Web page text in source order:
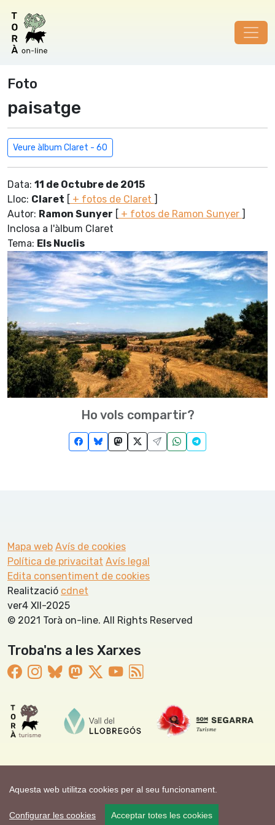
Aquesta web utilitza cookies per al seu funcionament.
Configurar les cookies Acceptar totes les cookies
Foto
paisatge
Veure àlbum Claret - 60
Data: 11 de Octubre de 2015
Lloc: Claret [ + fotos de Claret ]
Autor: Ramon Sunyer [ + fotos de Ramon Sunyer ]
Inclosa a l'àlbum Claret
Tema: Els Nuclis
Ho vols compartir?
Mapa web Avís de cookies
Política de privacitat Avís legal
Edita consentiment de cookies
Realització cdnet
ver4 XII-2025
© 2021 Torà on-line. All Rights Reserved
Troba'ns a les Xarxes